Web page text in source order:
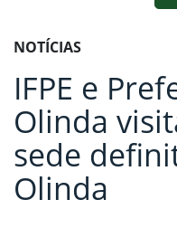
Fim da navegação
Início do conteúdo
NOTÍCIAS
IFPE e
Olinda
sede
Olinda